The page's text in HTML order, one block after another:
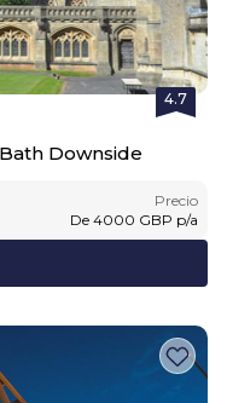
4.7
Downside
Precio
De 4000 GBP p/a